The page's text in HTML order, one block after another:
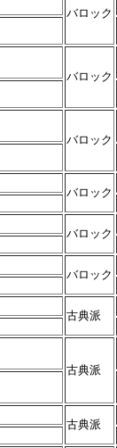
バロック
バロック
バロック
バロック
バロック
バロック
古典派
古典派
古典派